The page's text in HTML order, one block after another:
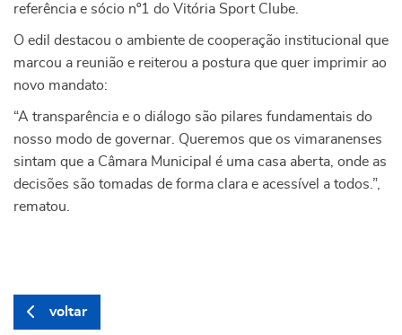
referência e sócio nº1 do Vitória Sport Clube.
O edil destacou o ambiente de cooperação institucional que
marcou a reunião e reiterou a postura que quer imprimir ao
novo mandato:
“A transparência e o diálogo são pilares fundamentais do
nosso modo de governar. Queremos que os vimaranenses
sintam que a Câmara Municipal é uma casa aberta, onde as
decisões são tomadas de forma clara e acessível a todos.”,
rematou.
voltar